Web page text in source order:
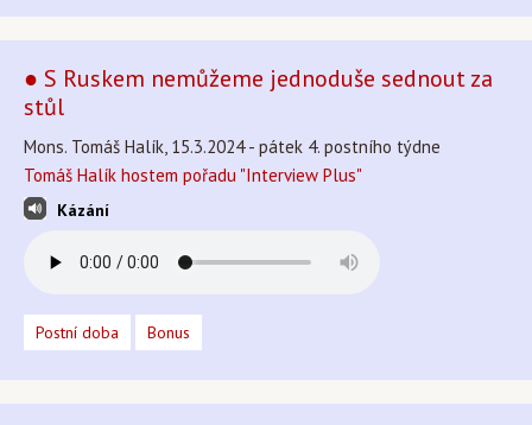
● S Ruskem nemůžeme jednoduše sednout za
stůl
Mons. Tomáš Halík, 15.3.2024 - pátek 4. postního týdne
Tomáš Halík hostem pořadu "Interview Plus"
Kázání
Postní doba Bonus